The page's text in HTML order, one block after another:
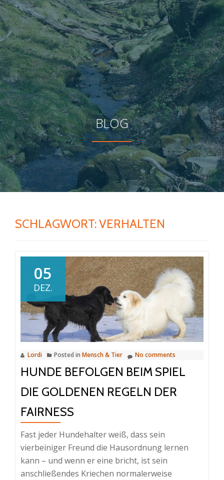
BLOG
SCHLAGWORT:VERHALTEN
05
DEZ.
Lordi Posted in Mensch & Tier No comments
HUNDE BEFOLGEN BEIM SPIEL
DIE GOLDENEN REGELN DER
FAIRNESS
Fast jeder Hundehalter weiß, dass sein
vierbeiniger Freund die Hausordnung lernen
kann – und wenn er eine bricht, ist sein
anschließendes Kriechen normalerweise